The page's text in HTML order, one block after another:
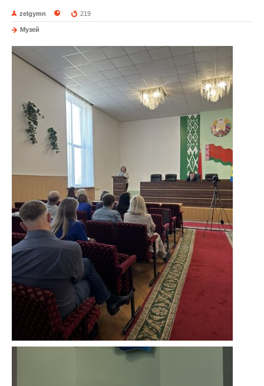
zelgymn 219
Музей